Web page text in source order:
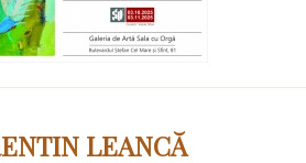
LEANCĂ